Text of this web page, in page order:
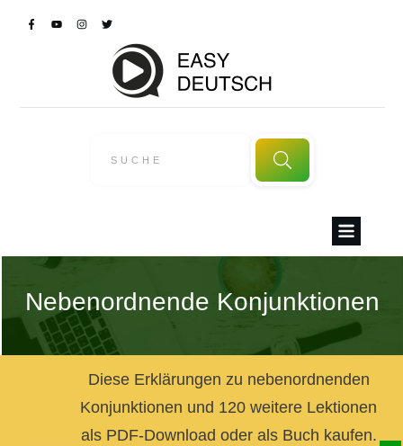
Nebenordnende Konjunktionen
Diese Erklärungen zu nebenordnenden
Konjunktionen und 120 weitere Lektionen
als PDF-Download oder als Buch kaufen.